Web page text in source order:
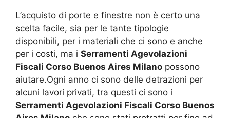
L’acquisto di porte e finestre non è certo una
scelta facile, sia per le tante tipologie
disponibili, per i materiali che ci sono e anche
per i costi, ma i Serramenti Agevolazioni
Fiscali Corso Buenos Aires Milano possono
aiutare.Ogni anno ci sono delle detrazioni per
alcuni lavori privati, tra questi ci sono i
Serramenti Agevolazioni Fiscali Corso Buenos